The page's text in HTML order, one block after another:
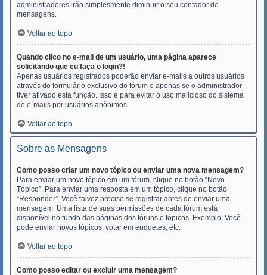
administradores irão simplesmente diminuir o seu contador de
mensagens.
Voltar ao topo
Quando clico no e-mail de um usuário, uma página aparece
solicitando que eu faça o login?!
Apenas usuários registrados poderão enviar e-mails a outros usuários
através do formulário exclusivo do fórum e apenas se o administrador
tiver ativado esta função. Isso é para evitar o uso malicioso do sistema
de e-mails por usuários anônimos.
Voltar ao topo
Sobre as Mensagens
Como posso criar um novo tópico ou enviar uma nova mensagem?
Para enviar um novo tópico em um fórum, clique no botão “Novo
Tópico”. Para enviar uma resposta em um tópico, clique no botão
“Responder”. Você talvez precise se registrar antes de enviar uma
mensagem. Uma lista de suas permissões de cada fórum está
disponível no fundo das páginas dos fóruns e tópicos. Exemplo: Você
pode enviar novos tópicos, votar em enquetes, etc.
Voltar ao topo
Como posso editar ou excluir uma mensagem?